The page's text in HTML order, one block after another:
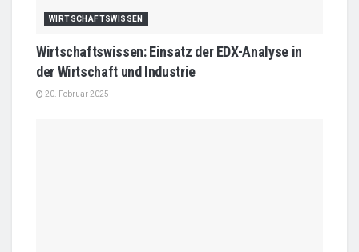
WIRTSCHAFTSWISSEN
Wirtschaftswissen: Einsatz der EDX-Analyse in
der Wirtschaft und Industrie
20. Februar 2025